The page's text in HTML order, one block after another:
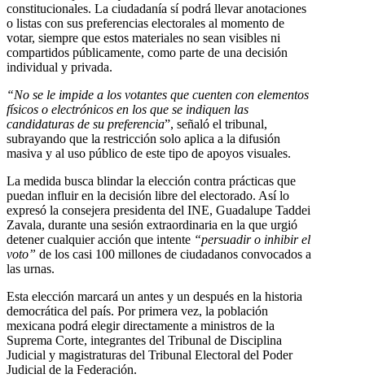
constitucionales. La ciudadanía sí podrá llevar anotaciones
o listas con sus preferencias electorales al momento de
votar, siempre que estos materiales no sean visibles ni
compartidos públicamente, como parte de una decisión
individual y privada.
“No se le impide a los votantes que cuenten con elementos
físicos o electrónicos en los que se indiquen las
candidaturas de su preferencia”, señaló el tribunal,
subrayando que la restricción solo aplica a la difusión
masiva y al uso público de este tipo de apoyos visuales.
La medida busca blindar la elección contra prácticas que
puedan influir en la decisión libre del electorado. Así lo
expresó la consejera presidenta del INE, Guadalupe Taddei
Zavala, durante una sesión extraordinaria en la que urgió
detener cualquier acción que intente “persuadir o inhibir el
voto” de los casi 100 millones de ciudadanos convocados a
las urnas.
Esta elección marcará un antes y un después en la historia
democrática del país. Por primera vez, la población
mexicana podrá elegir directamente a ministros de la
Suprema Corte, integrantes del Tribunal de Disciplina
Judicial y magistraturas del Tribunal Electoral del Poder
Judicial de la Federación.